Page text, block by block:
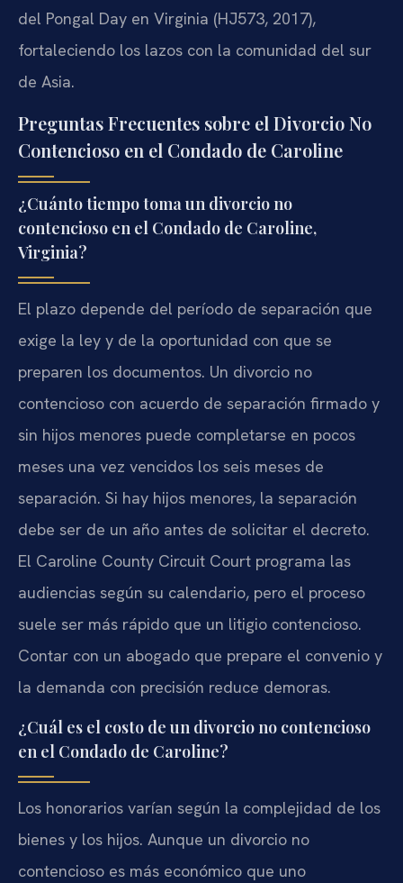
del Pongal Day en Virginia (HJ573, 2017),
fortaleciendo los lazos con la comunidad del sur
de Asia.
Preguntas Frecuentes sobre el Divorcio No
Contencioso en el Condado de Caroline
¿Cuánto tiempo toma un divorcio no
contencioso en el Condado de Caroline,
Virginia?
El plazo depende del período de separación que
exige la ley y de la oportunidad con que se
preparen los documentos. Un divorcio no
contencioso con acuerdo de separación firmado y
sin hijos menores puede completarse en pocos
meses una vez vencidos los seis meses de
separación. Si hay hijos menores, la separación
debe ser de un año antes de solicitar el decreto.
El Caroline County Circuit Court programa las
audiencias según su calendario, pero el proceso
suele ser más rápido que un litigio contencioso.
Contar con un abogado que prepare el convenio y
la demanda con precisión reduce demoras.
¿Cuál es el costo de un divorcio no contencioso
en el Condado de Caroline?
Los honorarios varían según la complejidad de los
bienes y los hijos. Aunque un divorcio no
contencioso es más económico que uno